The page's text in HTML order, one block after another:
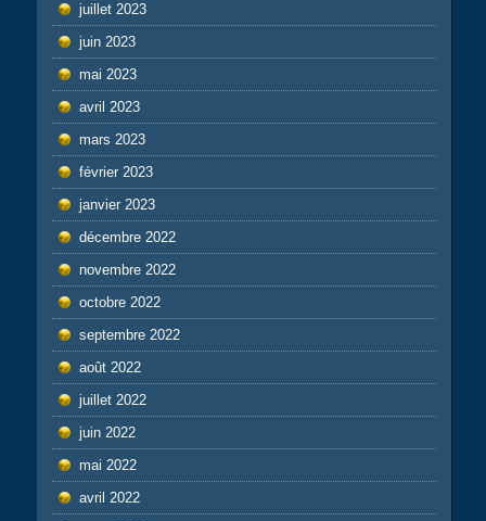
juillet 2023
juin 2023
mai 2023
avril 2023
mars 2023
février 2023
janvier 2023
décembre 2022
novembre 2022
octobre 2022
septembre 2022
août 2022
juillet 2022
juin 2022
mai 2022
avril 2022